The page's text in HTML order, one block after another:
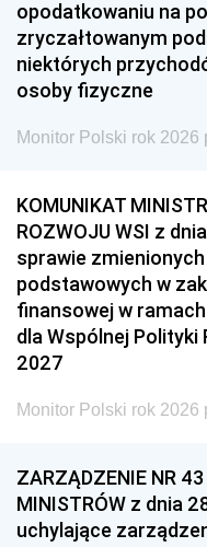
opodatkowaniu na
zryczałtowanym
niektórych
osoby fizyczne
Monitor Polski rok 2026
KOMUNIKAT
ROZWOJU WSI z
sprawie
podstawowych w
finansowej w
dla Wspólnej Polityki
2027
Monitor Polski rok 2026
ZARZĄDZENIE NR
MINISTRÓW z dnia
uchylające